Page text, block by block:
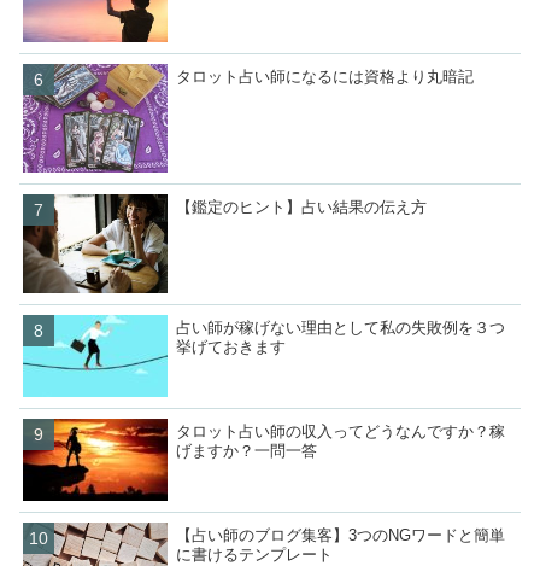
タロット占い師になるには資格より丸暗記
【鑑定のヒント】占い結果の伝え方
占い師が稼げない理由として私の失敗例を３つ
挙げておきます
タロット占い師の収入ってどうなんですか？稼
げますか？一問一答
【占い師のブログ集客】3つのNGワードと簡単
に書けるテンプレート